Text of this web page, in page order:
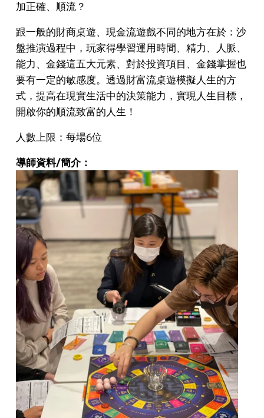
加正確、順流？
跟一般的財商桌遊、現金流遊戲不同的地方在於：沙
盤推演過程中，玩家得學習運用時間、精力、人脈、
能力、金錢這五大元素、對於投資項目、金錢掌握也
要有一定的敏感度。透過財富流桌遊模擬人生的方
式，提高在現實生活中的決策能力，實現人生目標，
開啟你的順流致富的人生！
人數上限：每場6位
導師資料/簡介：